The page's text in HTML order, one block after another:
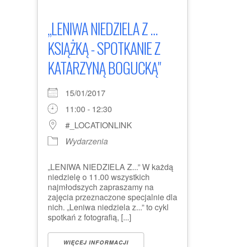
„LENIWA NIEDZIELA Z ...
KSIĄŻKĄ - SPOTKANIE Z
KATARZYNĄ BOGUCKĄ"
15/01/2017
11:00 - 12:30
#_LOCATIONLINK
Wydarzenia
„LENIWA NIEDZIELA Z...” W każdą
niedzielę o 11.00 wszystkich
najmłodszych zapraszamy na
zajęcia przeznaczone specjalnie dla
nich. „Leniwa niedziela z...” to cykl
spotkań z fotografią, [...]
WIĘCEJ INFORMACJI